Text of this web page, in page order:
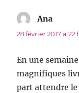
Ana
28 février 2017 à 22
En une
magnifiques
part attendre